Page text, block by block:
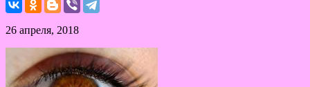
26 апреля, 2018